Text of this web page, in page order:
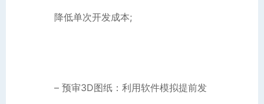
降低单次开发成本;
– 预审3D图纸：利用软件模拟提前发